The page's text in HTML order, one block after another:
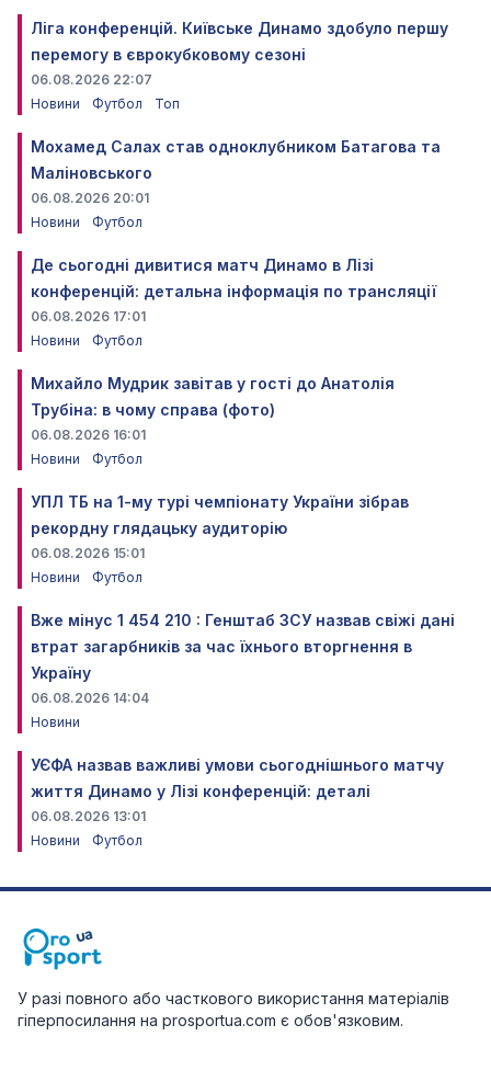
Ліга конференцій. Київське Динамо здобуло першу
перемогу в єврокубковому сезоні
06.08.2026 22:07
Новини
Футбол Топ
Мохамед Салах став одноклубником Батагова та
Маліновського
06.08.2026 20:01
Новини
Футбол
Де сьогодні дивитися матч Динамо в Лізі
конференцій: детальна інформація по трансляції
06.08.2026 17:01
Новини
Футбол
Михайло Мудрик завітав у гості до Анатолія
Трубіна: в чому справа (фото)
06.08.2026 16:01
Новини
Футбол
УПЛ ТБ на 1-му турі чемпіонату України зібрав
рекордну глядацьку аудиторію
06.08.2026 15:01
Новини
Футбол
Вже мінус 1 454 210 : Генштаб ЗСУ назвав свіжі дані
втрат загарбників за час їхнього вторгнення в
Україну
06.08.2026 14:04
Новини
УЄФА назвав важливі умови сьогоднішнього матчу
життя Динамо у Лізі конференцій: деталі
06.08.2026 13:01
Новини
Футбол
У разі повного або часткового використання матеріалів
гіперпосилання на prosportua.com є обов'язковим.